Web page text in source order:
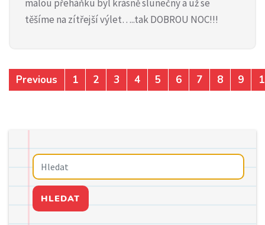
malou přeháňku byl krásně slunečný a už se
těšíme na zítřejší výlet…..tak DOBROU NOC!!!
Previous 1 2 3 4 5 6 7 8 9
HLEDAT